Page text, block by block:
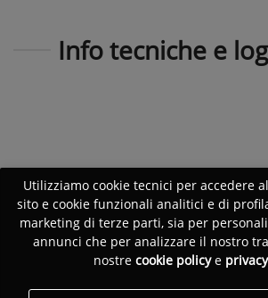
Info tecniche e
Utilizziamo cookie tecnici per accedere
sito e cookie funzionali analitici e di
marketing di terze parti, sia per
annunci che per analizzare il nostro
nostre cookie policye